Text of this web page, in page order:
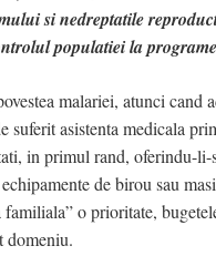
si nedreptatile
populatiei la
malariei, atunci
suferit asistenta medicala
in primul rand, oferindu-
de birou sau
o prioritate,
domeniu.